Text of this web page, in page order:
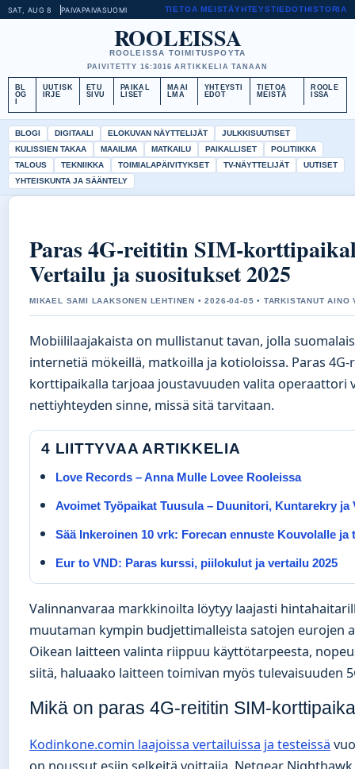
SAT, AUG 8 PAIVAPAIVASUOMI TIETOA MEISTÄYHTEYSTIEDOTHISTORIA
ROOLEISSA
ROOLEISSA TOIMITUSPOYTA
PAIVITETTY 16:3016 ARTIKKELIA TANAAN
BL
OG
UUTISK
IRJE
ETU
SIVU
PAIKAL
LISET
MAAI
LMA
YHTEYSTI
EDOT
TIETOA
MEISTÄ
ROOLE
ISSA
BLOGI DIGITAALI ELOKUVAN NÄYTTELIJÄT
JULKKISUUTISET
KULISSIEN TAKAA
MAAILMA MATKAILU PAIKALLISET
POLITIIKKA
TALOUS
TEKNIIKKA TOIMIALAPÄIVITYKSET TV-NÄYTTELIJÄT
UUTISET
YHTEISKUNTA JA SÄÄNTELY
Paras 4G-reititin SIM-
Vertailu ja suositukset 2025
MIKAEL SAMI LAAKSONEN LEHTINEN • 2026-04-05 • TARKISTANUT AINO
Mobiililaajakaista on mullistanut tavan, jolla
internetiä mökeillä, matkoilla ja kotioloissa. Paras
korttipaikalla tarjoaa joustavuuden valita operaattori
nettiyhteyden sinne, missä sitä tarvitaan.
4 LIITTYVAA ARTIKKELIA
Love Records – Anna Mulle Lovee Rooleissa
Avoimet Työpaikat Tuusula – Duunitori, Kuntarekry ja
Sää Inkeroinen 10 vrk: Forecan ennuste Kouvolalle ja
Eur to VND: Paras kurssi, piilokulut ja vertailu 2025
Valinnanvaraa markkinoilta löytyy laajasti
muutaman kympin budjettimalleista satojen eurojen
Oikean laitteen valinta riippuu käyttötarpeesta,
siitä, haluaako laitteen toimivan myös tulevaisuuden
Mikä on paras 4G-reititin SIM-
Kodinkone.comin laajoissa vertailuissa ja testeissä